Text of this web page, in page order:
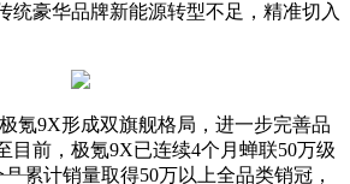
统豪华品牌新能源转型不足，精准切入
氪9X形成双旗舰格局，进一步完善品
目前，极氪9X已连续4个月蝉联50万级
累计销量取得50万以上全品类销冠，